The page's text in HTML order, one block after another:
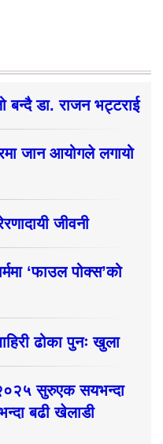
बन्दै डा. राजन भट्टराई
जान आयोगले लगायो
जीवनी
‘फाउल पोक्स’को
ढोका पुनः खुला
सुरुएक सयभन्दा
बढी खेलाडी